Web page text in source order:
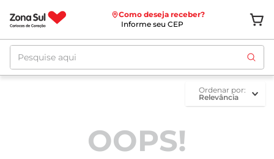
Como deseja receber?
Informe seu CEP
Pesquise aqui
ordenar por
Relevância
OOPS!